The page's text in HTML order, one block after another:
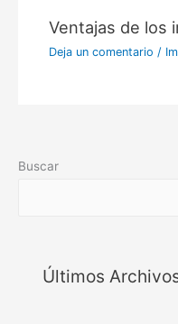
Ventajas de los
Deja un comentario /
Buscar
Últimos